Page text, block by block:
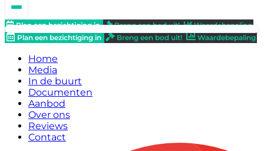
Plan een bezichtiging in Breng een bod uit!
Waardebepaling
Plan een bezichtiging in
Breng een bod uit! Waardebepaling
Home
Media
In de buurt
Documenten
Aanbod
Over ons
Reviews
Contact